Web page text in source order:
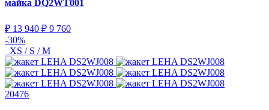
майка DQ2WT001
₽ 13 940 ₽ 9 760
-30%
XS / S / M
20476